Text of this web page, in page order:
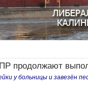
продолжают
у больницы и завезён